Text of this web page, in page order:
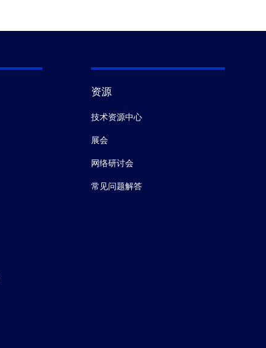
资源
技术资源中心
展会
网络研讨会
常见问题解答